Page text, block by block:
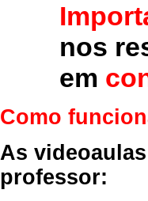
nos
em
Como
As
professor: